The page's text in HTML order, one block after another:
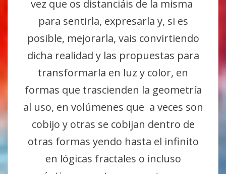
vez que os distanciáis de la misma
para sentirla, expresarla y, si es
posible, mejorarla, vais convirtiendo
dicha realidad y las propuestas para
transformarla en luz y color, en
formas que trascienden la geometría
al uso, en volúmenes que a veces son
cobijo y otras se cobijan dentro de
otras formas yendo hasta el infinito
en lógicas fractales o incluso